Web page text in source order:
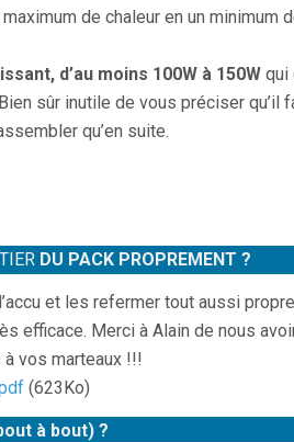
de chaleur en un minimum
d’au moins 100W à 150W qui
sûr inutile de vous préciser qu’il
qu’en suite.
DU PACK PROPREMENT ?
et les refermer tout aussi
efficace. Merci à Alain de nous
à vos marteaux !!!
(623Ko)
à bout) ?